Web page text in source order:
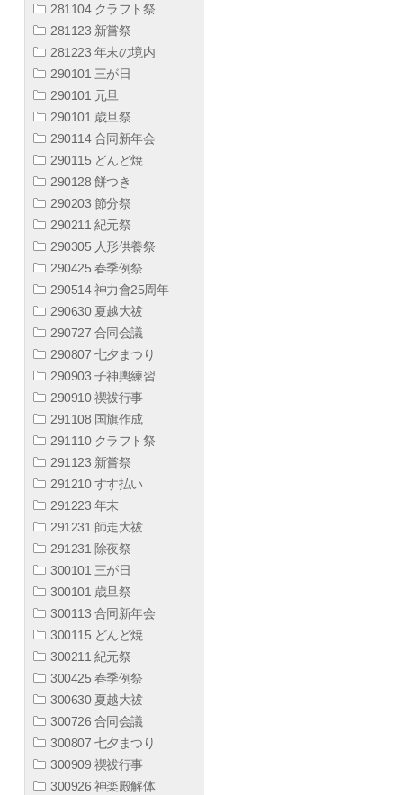
281104 クラフト祭
281123 新嘗祭
281223 年末の境内
290101 三が日
290101 元旦
290101 歳旦祭
290114 合同新年会
290115 どんど焼
290128 餅つき
290203 節分祭
290211 紀元祭
290305 人形供養祭
290425 春季例祭
290514 神力會25周年
290630 夏越大祓
290727 合同会議
290807 七夕まつり
290903 子神輿練習
290910 禊祓行事
291108 国旗作成
291110 クラフト祭
291123 新嘗祭
291210 すす払い
291223 年末
291231 師走大祓
291231 除夜祭
300101 三が日
300101 歳旦祭
300113 合同新年会
300115 どんど焼
300211 紀元祭
300425 春季例祭
300630 夏越大祓
300726 合同会議
300807 七夕まつり
300909 禊祓行事
300926 神楽殿解体